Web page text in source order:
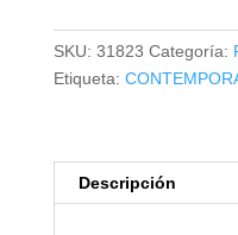
SKU: 31823 Categoría:
Etiqueta:
Descripción